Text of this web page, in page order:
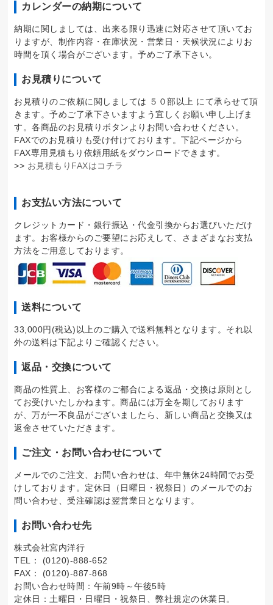
カレンダーの納期について
納期に関しましては、出来る限り迅速に対応させて頂いてお
りますが、制作内容・在庫状況・営業日・天候状況によりお
時間を頂く場合がございます。予めご了承下さい。
お見積りについて
お見積りのご依頼に関しましては ５０部以上 にて承らせて頂
きます。予めご了承下さいますよう宜しくお願い申し上げま
す。各商品のお見積りボタンよりお問い合わせください。
FAXでのお見積りも受け付けております。下記ページから
FAX専用見積もり依頼用紙をダウンロードできます。
>> お見積もりFAXはコチラ
お支払い方法について
クレジットカード・銀行振込・代金引換からお選びいただけ
ます。お客様からのご要望にお応えして、さまざまなお支払
方法をご用意しております。
送料について
33,000円(税込)以上のご購入で送料無料となります。それ以
外の送料は下記よりご確認ください。
返品・交換について
商品の性質上、お客様のご都合による返品・交換は原則とし
てお受けいたしかねます。商品には万全を期しております
が、万が一不良品がございましたら、新しい商品と交換又は
返金させていただきます。
ご注文・お問い合わせについて
メールでのご注文、お問い合わせは、年中無休24時間でお受
けしております。定休日（日曜日・祝祭日）のメールでのお
問い合わせ、受注確認は翌営業日となります。
お問い合わせ先
株式会社宮内洋行
TEL： (0120)-888-652
FAX： (0120)-887-868
お問い合わせ時間：午前9時～午後5時
定休日：土曜日・日曜日・祝祭日、弊社規定の休業日。